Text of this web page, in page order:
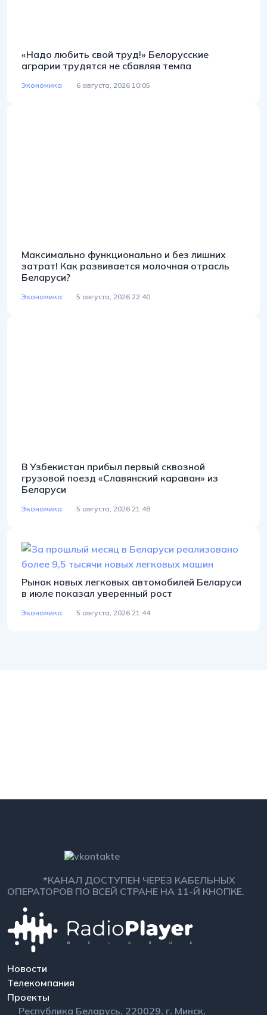
«Надо любить свой труд!» Белорусские
аграрии трудятся не сбавляя темпа
Экономика 6 августа, 2026 10:05
Максимально функционально и без лишних
затрат! Как развивается молочная отрасль
Беларуси?
Экономика 5 августа, 2026 22:40
В Узбекистан прибыл первый сквозной
грузовой поезд «Славянский караван» из
Беларуси
Экономика 5 августа, 2026 21:48
Рынок новых легковых автомобилей Беларуси
в июле показал уверенный рост
Экономика 5 августа, 2026 21:44
*КАНАЛ ДОСТУПЕН ЧЕРЕЗ КАБЕЛЬНЫХ
ОПЕРАТОРОВ ПО ВСЕЙ СТРАНЕ НА 11-Й КНОПКЕ.
Новости
Телекомпания
Проекты
Республика Беларусь, 220029, г. Минск,